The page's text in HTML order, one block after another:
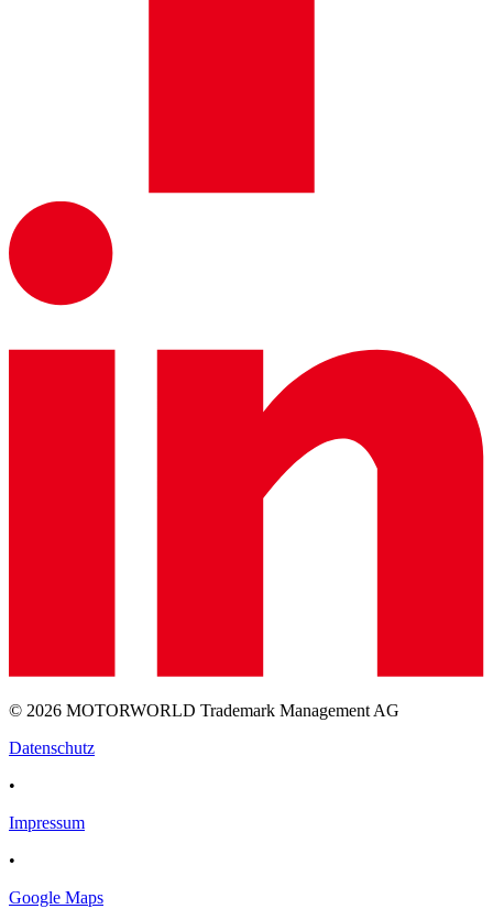
© 2026 MOTORWORLD Trademark Management AG
Datenschutz
•
Impressum
•
Google Maps